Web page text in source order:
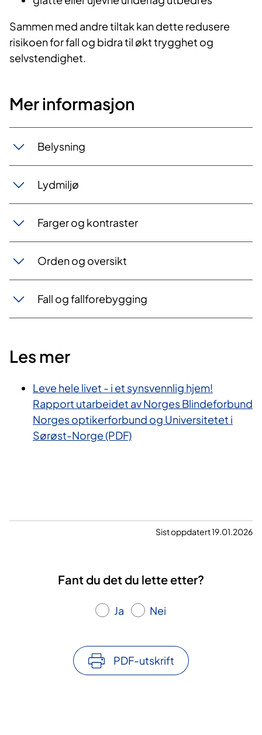
Sammen med andre tiltak kan dette redusere
risikoen for fall og bidra til økt trygghet og
selvstendighet.
Mer informasjon
Belysning
Lydmiljø
Farger og kontraster
Orden og oversikt
Fall og fallforebygging
Les mer
Leve hele livet - i et synsvennlig hjem!
Rapport utarbeidet av Norges Blindeforbund
Norges optikerforbund og Universitetet i
Sørøst-Norge (PDF)
Sist oppdatert 19.01.2026
Fant du det du lette etter?
Ja Nei
PDF-utskrift